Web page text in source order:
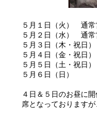
５月１日（火） 通常
５月２日（水） 通常
５月３日（木・祝日
５月４日（金・祝日
５月５日（土・祝日
５月６日（
４日＆５日のお昼に
席となっております